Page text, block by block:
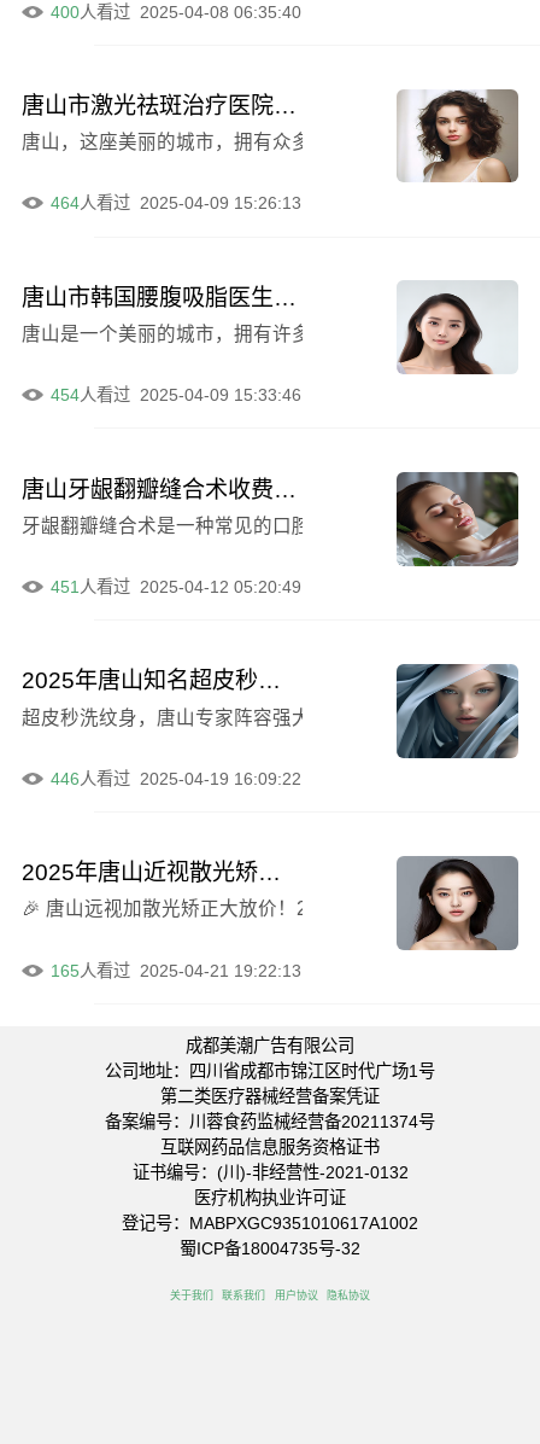
2025-04-08 06:35:40
400人看过
唐山市激光祛斑治疗医院哪家正规（唐山美伊美韩医疗美容门诊市立医）
2025-04-09 15:26:13
464人看过
唐山市韩国腰腹吸脂医生排名榜，体验感满分强推！-唐山市韩国腰腹吸脂整形医生
唐山是一个美丽的城市，拥有许多**的整形医生。在韩国腰
2025-04-09 15:33:46
454人看过
唐山牙龈翻瓣缝合术收费情况如何
牙龈翻瓣缝合术是一种常见的口腔治疗方法，对于许多口
2025-04-12 05:20:49
451 人看过
2025年唐山知名超皮秒纹身术专家王毅超，收费合理好评如潮
超皮秒洗纹身，唐山专家阵容强大！ 嘿，唐山的小伙伴们
2025-04-19 16:09:22
446人看过
2025年唐山近视散光矫正费用优惠公布（平均价：4590元）
🎉 唐山远视加散光矫正大放价！2024年均价4509元，美丽
2025-04-21 19:22:13
165人看过
成都美潮广告有限公司
公司地址：四川省成都市锦江区时代广场1号
第二类医疗器械经营备案凭证
备案编号：川蓉食药监械经营备20211374号
互联网药品信息服务资格证书
证书编号：(川)-非经营性-2021-0132
医疗机构执业许可证
登记号：MABPXGC9351010617A1002
蜀ICP备18004735号-32
关于我们 联系我们 用户协议 隐私协议